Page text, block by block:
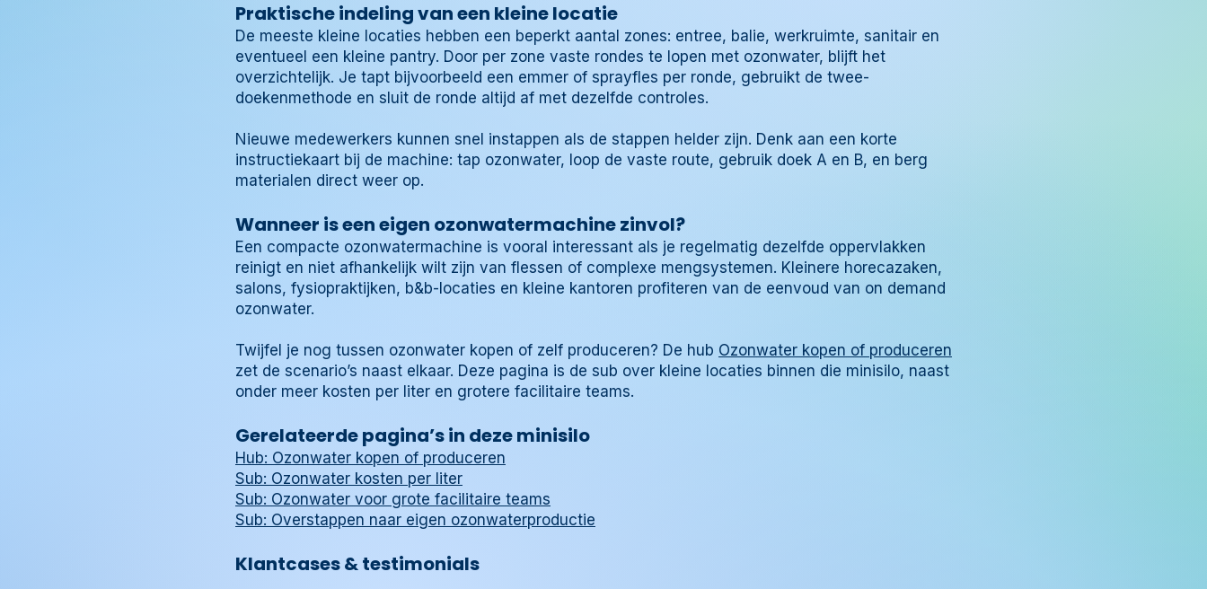
Praktische indeling van een kleine locatie
De meeste kleine locaties hebben een beperkt aantal zones: entree, balie, werkruimte, sanitair en
eventueel een kleine pantry. Door per zone vaste rondes te lopen met ozonwater, blijft het
overzichtelijk. Je tapt bijvoorbeeld een emmer of sprayfles per ronde, gebruikt de twee-
doekenmethode en sluit de ronde altijd af met dezelfde controles.
Nieuwe medewerkers kunnen snel instappen als de stappen helder zijn. Denk aan een korte
instructiekaart bij de machine: tap ozonwater, loop de vaste route, gebruik doek A en B, en berg
materialen direct weer op.
Wanneer is een eigen ozonwatermachine zinvol?
Een compacte ozonwatermachine is vooral interessant als je regelmatig dezelfde oppervlakken
reinigt en niet afhankelijk wilt zijn van flessen of complexe mengsystemen. Kleinere horecazaken,
salons, fysiopraktijken, b&b-locaties en kleine kantoren profiteren van de eenvoud van on demand
ozonwater.
Twijfel je nog tussen ozonwater kopen of zelf produceren? De hub Ozonwater kopen of produceren
zet de scenario’s naast elkaar. Deze pagina is de sub over kleine locaties binnen die minisilo, naast
onder meer kosten per liter en grotere facilitaire teams.
Gerelateerde pagina’s in deze minisilo
Hub: Ozonwater kopen of produceren
Sub: Ozonwater kosten per liter
Sub: Ozonwater voor grote facilitaire teams
Sub: Overstappen naar eigen ozonwaterproductie
Klantcases & testimonials